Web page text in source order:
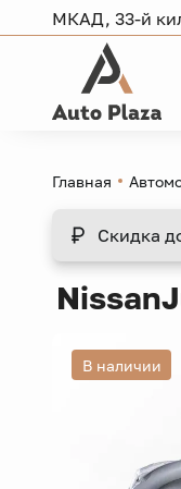
МКАД, 33-й
Главная
Скидка
Nissan
В наличии